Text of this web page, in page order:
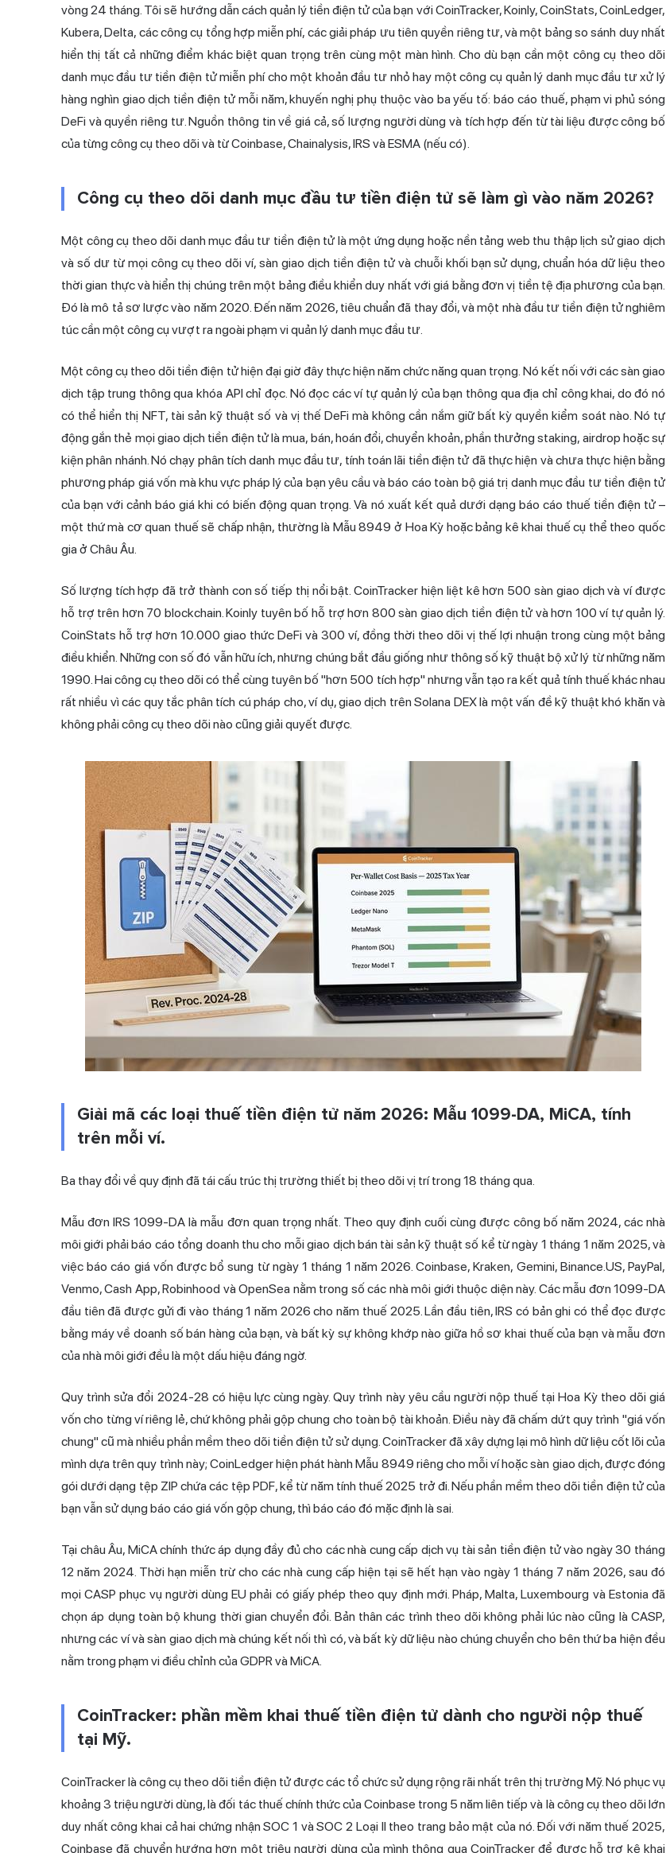
vòng 24 tháng. Tôi sẽ hướng dẫn cách quản lý tiền điện tử của bạn vớiCoinTracker, Koinly,CoinStats, CoinLedger,
Kubera, Delta, các công cụ tổng hợp miễn phí, các giải pháp ưu tiên quyền riêng tư, và một bảng so sánh duy nhất
hiển thị tất cả những điểm khác biệt quan trọng trên cùng một màn hình. Cho dù bạn cần một công cụ theo dõi
danh mục đầu tư tiền điện tử miễn phí cho một khoản đầu tư nhỏ hay một công cụ quản lý danh mục đầu tư xử lý
hàng nghìn giao dịch tiền điện tử mỗi năm, khuyến nghị phụ thuộc vào ba yếu tố: báo cáo thuế, phạm vi phủ sóng
DeFi và quyền riêng tư. Nguồn thông tin về giá cả, số lượng người dùng và tích hợp đến từ tài liệu được công bố
của từng công cụ theo dõi và từ Coinbase, Chainalysis, IRS và ESMA (nếu có).
Công cụ theo dõi danh mục đầu tư tiền điện tử sẽ làm gì vào năm 2026?
Một công cụ theo dõi danh mục đầu tư tiền điện tử là một ứng dụng hoặc nền tảng web thu thập lịch sử giao dịch
và số dư từ mọi công cụ theo dõi ví, sàn giao dịch tiền điện tử và chuỗi khối bạn sử dụng, chuẩn hóa dữ liệu theo
thời gian thực và hiển thị chúng trên một bảng điều khiển duy nhất với giá bằng đơn vị tiền tệ địa phương của bạn.
Đó là mô tả sơ lược vào năm 2020. Đến năm 2026, tiêu chuẩn đã thay đổi, và một nhà đầu tư tiền điện tử nghiêm
túc cần một công cụ vượt ra ngoài phạm vi quản lý danh mục đầu tư.
Một công cụ theo dõi tiền điện tử hiện đại giờ đây thực hiện năm chức năng quan trọng. Nó kết nối với các sàn giao
dịch tập trung thông qua khóa API chỉ đọc. Nó đọc các ví tự quản lý của bạn thông qua địa chỉ công khai, do đó nó
có thể hiển thị NFT, tài sản kỹ thuật số và vị thế DeFi mà không cần nắm giữ bất kỳ quyền kiểm soát nào. Nó tự
động gắn thẻ mọi giao dịch tiền điện tử là mua, bán, hoán đổi, chuyển khoản, phần thưởng staking, airdrop hoặc sự
kiện phân nhánh. Nó chạy phân tích danh mục đầu tư, tính toán lãi tiền điện tử đã thực hiện và chưa thực hiện bằng
phương pháp giá vốn mà khu vực pháp lý của bạn yêu cầu và báo cáo toàn bộ giá trị danh mục đầu tư tiền điện tử
của bạn với cảnh báo giá khi có biến động quan trọng. Và nó xuất kết quả dưới dạng báo cáo thuế tiền điện tử –
một thứ mà cơ quan thuế sẽ chấp nhận, thường là Mẫu 8949 ở Hoa Kỳ hoặc bảng kê khai thuế cụ thể theo quốc
gia ở Châu Âu.
Số lượng tích hợp đã trở thành con số tiếp thị nổi bật. CoinTracker hiện liệt kê hơn 500 sàn giao dịch và ví được
hỗ trợ trên hơn 70 blockchain. Koinly tuyên bố hỗ trợ hơn 800 sàn giao dịch tiền điện tử và hơn 100 ví tự quản lý.
CoinStats hỗ trợ hơn 10.000 giao thức DeFi và 300 ví, đồng thời theo dõi vị thế lợi nhuận trong cùng một bảng
điều khiển. Những con số đó vẫn hữu ích, nhưng chúng bắt đầu giống như thông số kỹ thuật bộ xử lý từ những năm
1990. Hai công cụ theo dõi có thể cùng tuyên bố "hơn 500 tích hợp" nhưng vẫn tạo ra kết quả tính thuế khác nhau
rất nhiều vì các quy tắc phân tích cú pháp cho, ví dụ, giao dịch trên Solana DEX là một vấn đề kỹ thuật khó khăn và
không phải công cụ theo dõi nào cũng giải quyết được.
Giải mã các loại thuế tiền điện tử năm 2026: Mẫu 1099-DA, MiCA, tính
trên mỗi ví.
Ba thay đổi về quy định đã tái cấu trúc thị trường thiết bị theo dõi vị trí trong 18 tháng qua.
Mẫu đơn IRS 1099-DA là mẫu đơn quan trọng nhất. Theo quy định cuối cùng được công bố năm 2024, các nhà
môi giới phải báo cáo tổng doanh thu cho mỗi giao dịch bán tài sản kỹ thuật số kể từ ngày 1 tháng 1 năm 2025, và
việc báo cáo giá vốn được bổ sung từ ngày 1 tháng 1 năm 2026. Coinbase, Kraken, Gemini, Binance.US, PayPal,
Venmo, Cash App, Robinhood và OpenSea nằm trong số các nhà môi giới thuộc diện này. Các mẫu đơn 1099-DA
đầu tiên đã được gửi đi vào tháng 1 năm 2026 cho năm thuế 2025. Lần đầu tiên, IRS có bản ghi có thể đọc được
bằng máy về doanh số bán hàng của bạn, và bất kỳ sự không khớp nào giữa hồ sơ khai thuế của bạn và mẫu đơn
của nhà môi giới đều là một dấu hiệu đáng ngờ.
Quy trình sửa đổi 2024-28 có hiệu lực cùng ngày. Quy trình này yêu cầu người nộp thuế tại Hoa Kỳ theo dõi giá
vốn cho từng ví riêng lẻ, chứ không phải gộp chung cho toàn bộ tài khoản. Điều này đã chấm dứt quy trình "giá vốn
chung" cũ mà nhiều phần mềm theo dõi tiền điện tử sử dụng. CoinTracker đã xây dựng lại mô hình dữ liệu cốt lõi của
mình dựa trên quy trình này; CoinLedger hiện phát hành Mẫu 8949 riêng cho mỗi ví hoặc sàn giao dịch, được đóng
gói dưới dạng tệp ZIP chứa các tệp PDF, kể từ năm tính thuế 2025 trở đi. Nếu phần mềm theo dõi tiền điện tử của
bạn vẫn sử dụng báo cáo giá vốn gộp chung, thì báo cáo đó mặc định là sai.
Tại châu Âu, MiCA chính thức áp dụng đầy đủ cho các nhà cung cấp dịch vụ tài sản tiền điện tử vào ngày 30 tháng
12 năm 2024. Thời hạn miễn trừ cho các nhà cung cấp hiện tại sẽ hết hạn vào ngày 1 tháng 7 năm 2026, sau đó
mọi CASP phục vụ người dùng EU phải có giấy phép theo quy định mới. Pháp, Malta, Luxembourg và Estonia đã
chọn áp dụng toàn bộ khung thời gianchuyển đổi. Bản thân các trình theo dõi không phải lúc nào cũng là CASP,
nhưng các ví và sàn giao dịch mà chúng kết nối thì có, và bất kỳ dữ liệu nào chúng chuyển cho bên thứ ba hiện đều
nằm trong phạm vi điều chỉnh của GDPR và MiCA.
CoinTracker: phần mềm khai thuế tiền điện tử dành cho người nộp thuế
tại Mỹ.
CoinTracker là công cụ theo dõi tiền điện tử được các tổ chức sử dụng rộng rãi nhất trên thị trường Mỹ. Nó phục vụ
khoảng 3 triệu người dùng, là đối tác thuế chính thức của Coinbase trong 5 năm liên tiếp và là công cụ theo dõi lớn
duy nhất công khai cả hai chứng nhận SOC 1 và SOC 2 Loại II theo trang bảo mật của nó. Đối với năm thuế 2025,
Coinbase đã chuyển hướng hơn một triệu người dùng của mình thông qua CoinTracker để được hỗ trợ kê khai